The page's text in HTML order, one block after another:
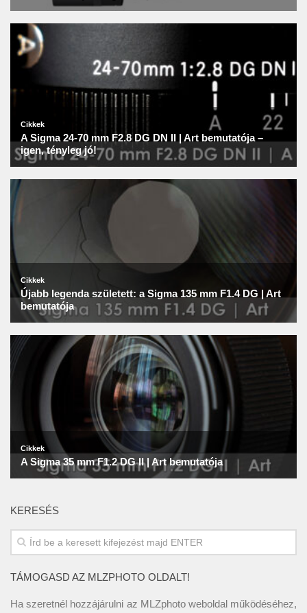
KERESÉS
TÁMOGASD AZ MLZPHOTO OLDALT!
Ha szeretnél hozzájárulni az MLZphoto weboldal működéséhez,